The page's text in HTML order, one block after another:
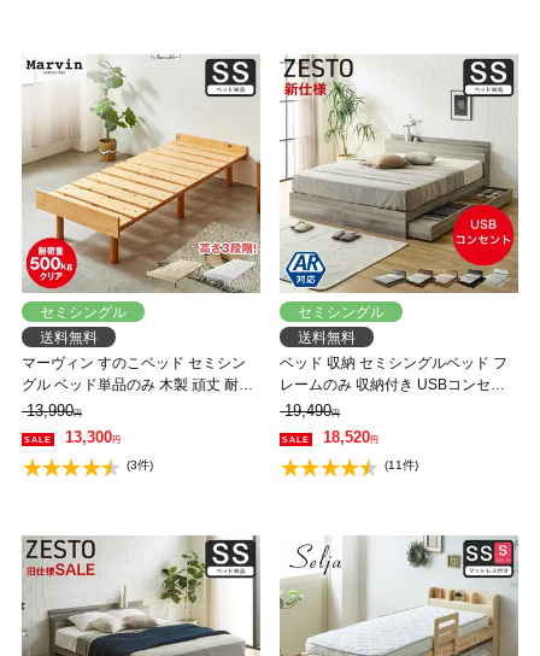
セミシングル
送料無料
マーヴィン すのこベッド セミシン
グル ベッド単品のみ 木製 頑丈 耐荷
重500kg ヘッドレス 高さ3段階
13,990円
13,300円
(3件)
セミシングル
送料無料
ベッド 収納 セミシングルベッド フ
レームのみ 収納付き USBコンセン
ト付き zesto ゼスト セミシングル す
のこベッド 引き出し付きベッド
zesto 木製ベッド【AR】【z有料組
立】
19,490円
18,520円
(11件)